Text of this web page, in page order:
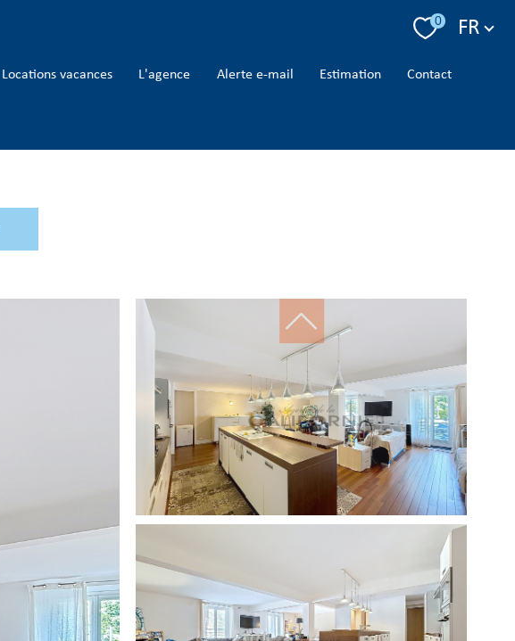
0 FR
locations vacances l'agence alerte e-mail estimation contact